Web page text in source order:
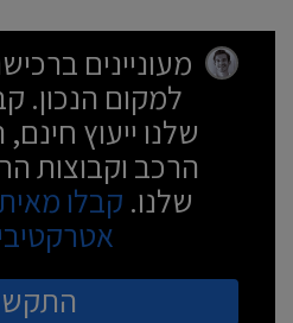
מעוניינים
למקום הנכון.
שלנו ייעוץ
הרכב וקבוצות
שלנו. קבלו